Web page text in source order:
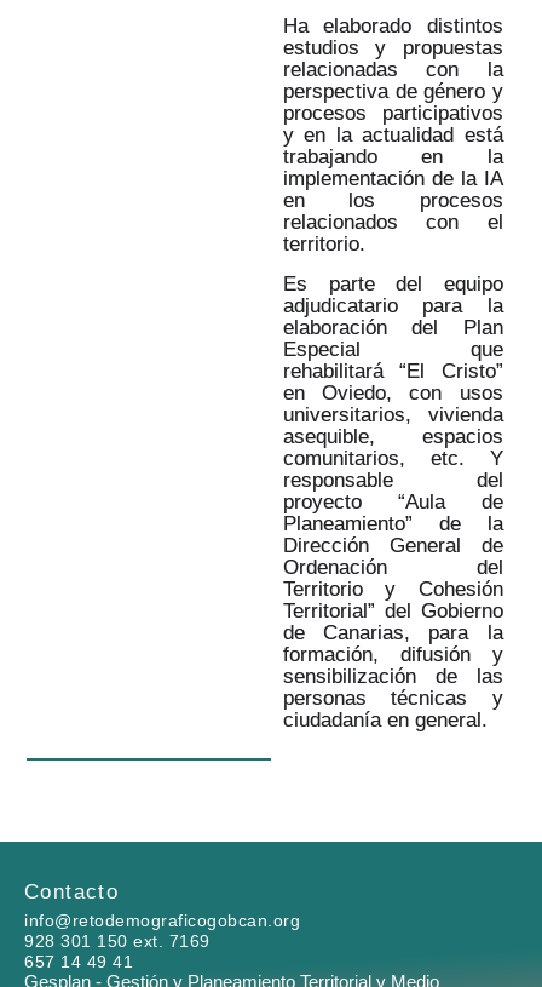
Ha elaborado distintos
estudios y propuestas
relacionadas con la
perspectiva de género y
procesos participativos
y en la actualidad está
trabajando en la
implementación de la IA
en los procesos
relacionados con el
territorio.
Es parte del equipo
adjudicatario para la
elaboración del Plan
Especial que
rehabilitará “El Cristo”
en Oviedo, con usos
universitarios, vivienda
asequible, espacios
comunitarios, etc. Y
responsable del
proyecto “Aula de
Planeamiento” de la
Dirección General de
Ordenación del
Territorio y Cohesión
Territorial” del Gobierno
de Canarias, para la
formación, difusión y
sensibilización de las
personas técnicas y
ciudadanía en general.
Contacto
info@retodemograficogobcan.org
928 301 150 ext. 7169
657 14 49 41
Gesplan - Gestión y Planeamiento Territorial y Medio